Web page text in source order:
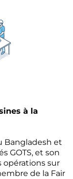
à la
Bangladesh et
GOTS, et son
opérations sur
de la Fair